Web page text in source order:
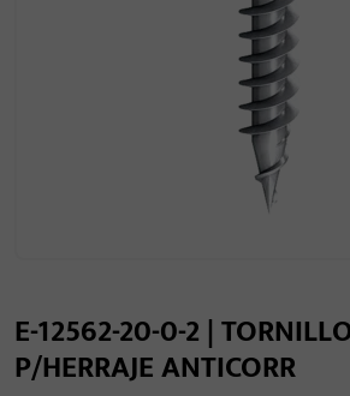
E-12562-20-0-2 |
P/HERRAJE ANTICORR